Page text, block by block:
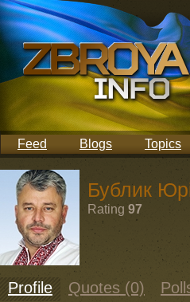
Feed Blogs Topics
Бублик
Rating 97
Profile Quotes (0)